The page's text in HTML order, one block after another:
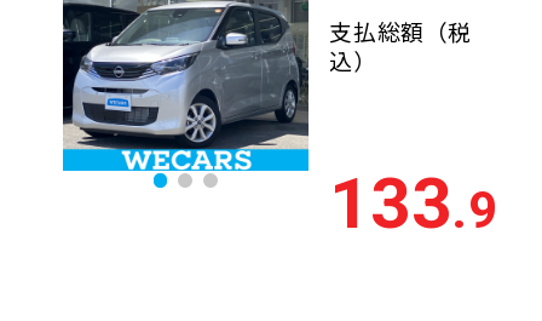
支払総額 （税
込）
133.9